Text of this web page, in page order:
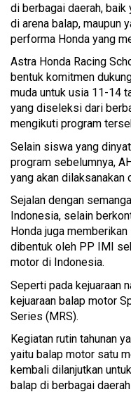
di berbagai daerah, baik
di arena balap, maupun
performa Honda yang
Astra Honda Racing
bentuk komitmen
muda untuk usia 11-14
yang diseleksi dari
mengikuti program
Selain siswa yang
program sebelumnya,
yang akan dilaksanakan
Sejalan dengan
Indonesia, selain
Honda juga
dibentuk oleh PP IMI
motor di Indonesia.
Seperti pada kejuaraan
kejuaraan balap motor
Series (MRS).
Kegiatan rutin tahunan
yaitu balap motor satu
kembali dilanjutkan
balap di berbagai